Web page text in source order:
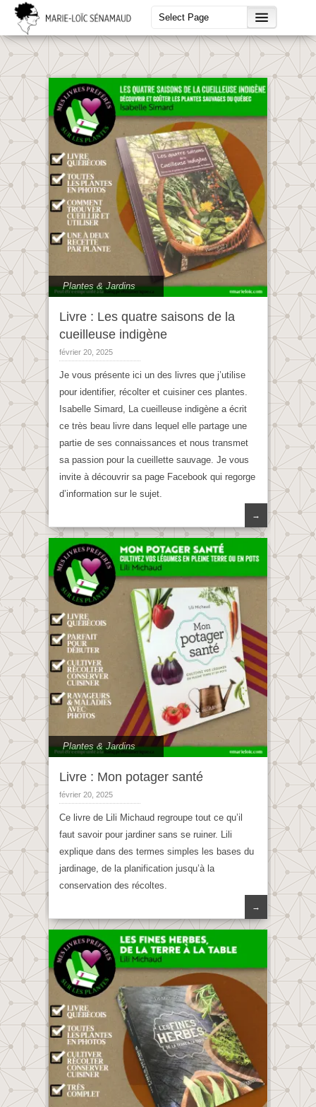
Plantes & Jardins
Livre : Les quatre saisons de la
cueilleuse indigène
février 20, 2025
Je vous présente ici un des livres que j’utilise
pour identifier, récolter et cuisiner ces plantes.
Isabelle Simard, La cueilleuse indigène a écrit
ce très beau livre dans lequel elle partage une
partie de ses connaissances et nous transmet
sa passion pour la cueillette sauvage. Je vous
invite à découvrir sa page Facebook qui regorge
d’information sur le sujet.
→
Plantes & Jardins
Livre : Mon potager santé
février 20, 2025
Ce livre de Lili Michaud regroupe tout ce qu’il
faut savoir pour jardiner sans se ruiner. Lili
explique dans des termes simples les bases du
jardinage, de la planification jusqu’à la
conservation des récoltes.
→